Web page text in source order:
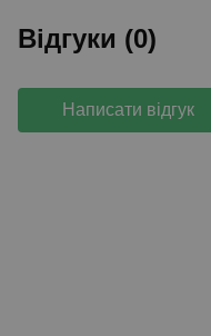
Відгуки (0)
Написати відгук